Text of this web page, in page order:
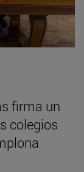
firma un
colegios